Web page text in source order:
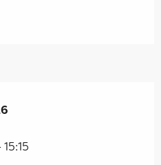
août 2026